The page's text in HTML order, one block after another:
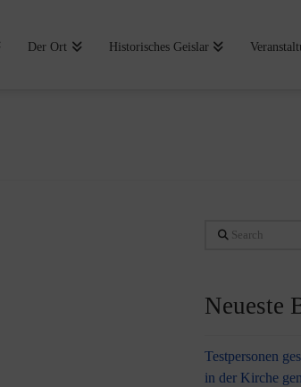
Der Ort Historisches Geislar
Search
Neueste
Testpersonen
in der Kirche